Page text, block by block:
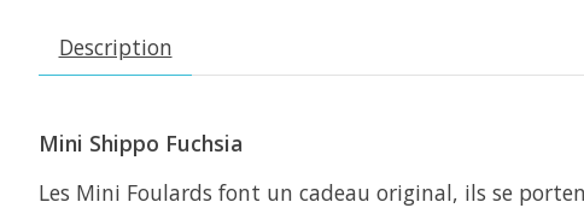
Description
Mini Shippo Fuchsia
Les Mini Foulards font un cadeau original, ils se